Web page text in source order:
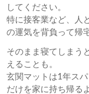
してください。
特に接客業など、人
の運気を背負って帰
そのまま寝てしまう
えることも。
玄関マットは1年ス
だけを家に持ち帰る